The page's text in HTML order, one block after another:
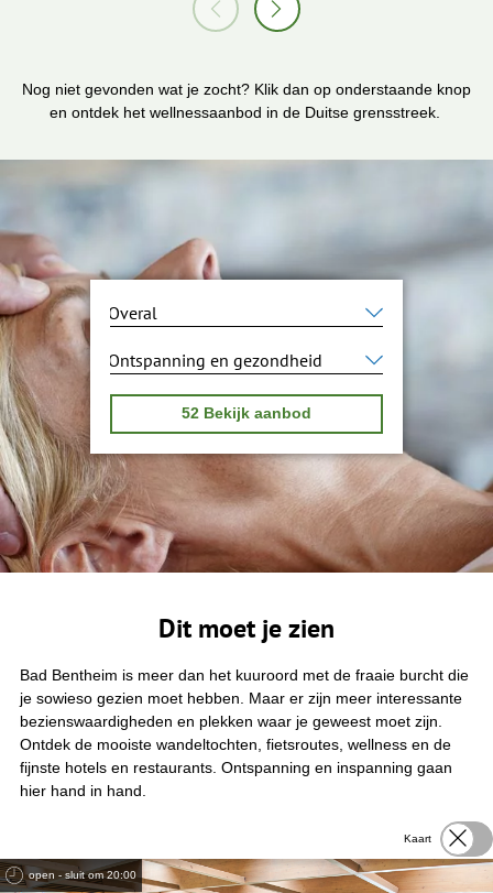
Nog niet gevonden wat je zocht? Klik dan op onderstaande knop
en ontdek het wellnessaanbod in de Duitse grensstreek.
W
a
r
w
i
j
h
e
e
n
?
W
a
a
n
j
e
i
n
g
e
e
s
e
e
d
?
52 Bekijk aanbod
Dit moet je zien
Bad Bentheim is meer dan het kuuroord met de fraaie burcht die
je sowieso gezien moet hebben. Maar er zijn meer interessante
bezienswaardigheden en plekken waar je geweest moet zijn.
Ontdek de mooiste wandeltochten, fietsroutes, wellness en de
fijnste hotels en restaurants. Ontspanning en inspanning gaan
hier hand in hand.
Kaart
open - sluit om 20:00